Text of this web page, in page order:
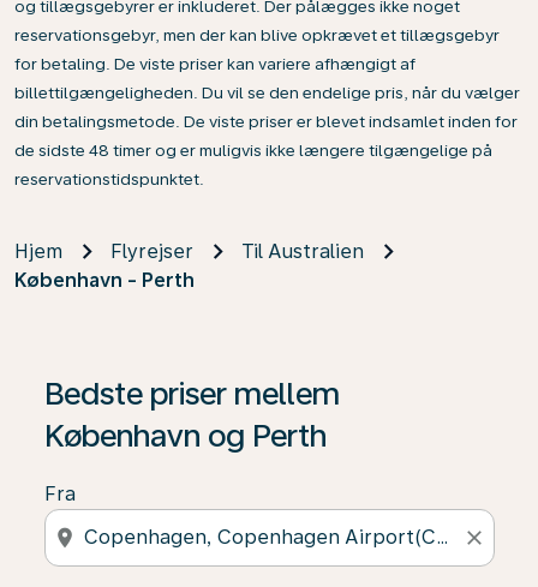
og tillægsgebyrer er inkluderet. Der pålægges ikke noget
reservationsgebyr, men der kan blive opkrævet et tillægsgebyr
for betaling. De viste priser kan variere afhængigt af
billettilgængeligheden. Du vil se den endelige pris, når du vælger
din betalingsmetode. De viste priser er blevet indsamlet inden for
de sidste 48 timer og er muligvis ikke længere tilgængelige på
reservationstidspunktet.
Hjem Flyrejser
Til Australien
København - Perth
Bedste priser mellem
København og Perth
Fra
location_on close
Hvis der ikke er nogen resultater, skal du klikke på